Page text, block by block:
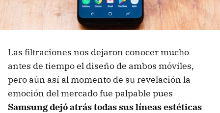
Las filtraciones nos dejaron conocer mucho
antes de tiempo el diseño de ambos móviles,
pero aún así al momento de su revelación la
emoción del mercado fue palpable pues
Samsung dejó atrás todas sus líneas estéticas